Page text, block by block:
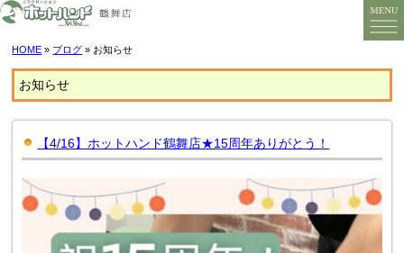
HOME » ブログ » お知らせ
お知らせ
【4/16】ホットハンド鶴舞店★15周年ありがとう！